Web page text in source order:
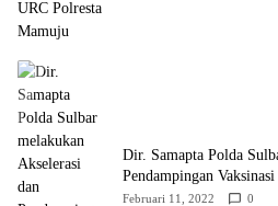
Dir. Samapta Polda
Pendampingan
Februari 11, 2022 0